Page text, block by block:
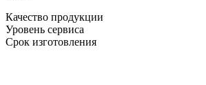
Качество продукции
Уровень сервиса
Срок изготовления